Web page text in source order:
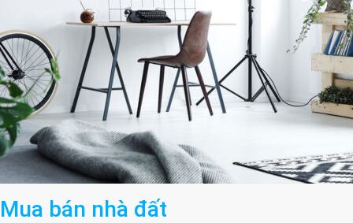
Mua bán nhà đất